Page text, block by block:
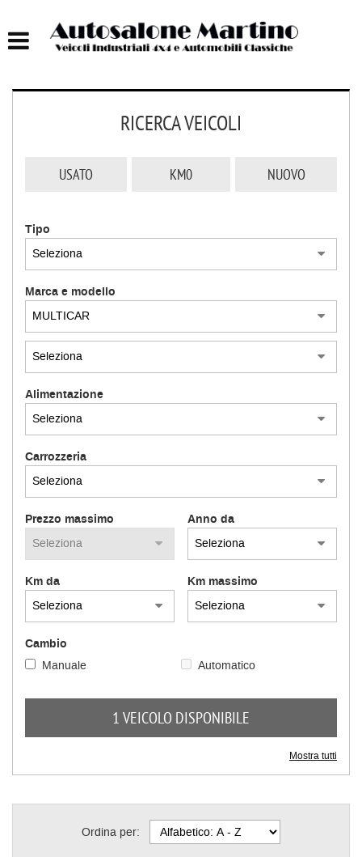
ACQUISTIAMO USATO
ASSISTENZA
CONTATTI
RICERCA VEICOLI
USATO KM0 NUOVO
Tipo
Marca e modello
Alimentazione
Carrozzeria
Prezzo massimo Anno da
Km da Km massimo
Cambio
Manuale Automatico
1 VEICOLO DISPONIBILE
Mostra tutti
Ordina per: